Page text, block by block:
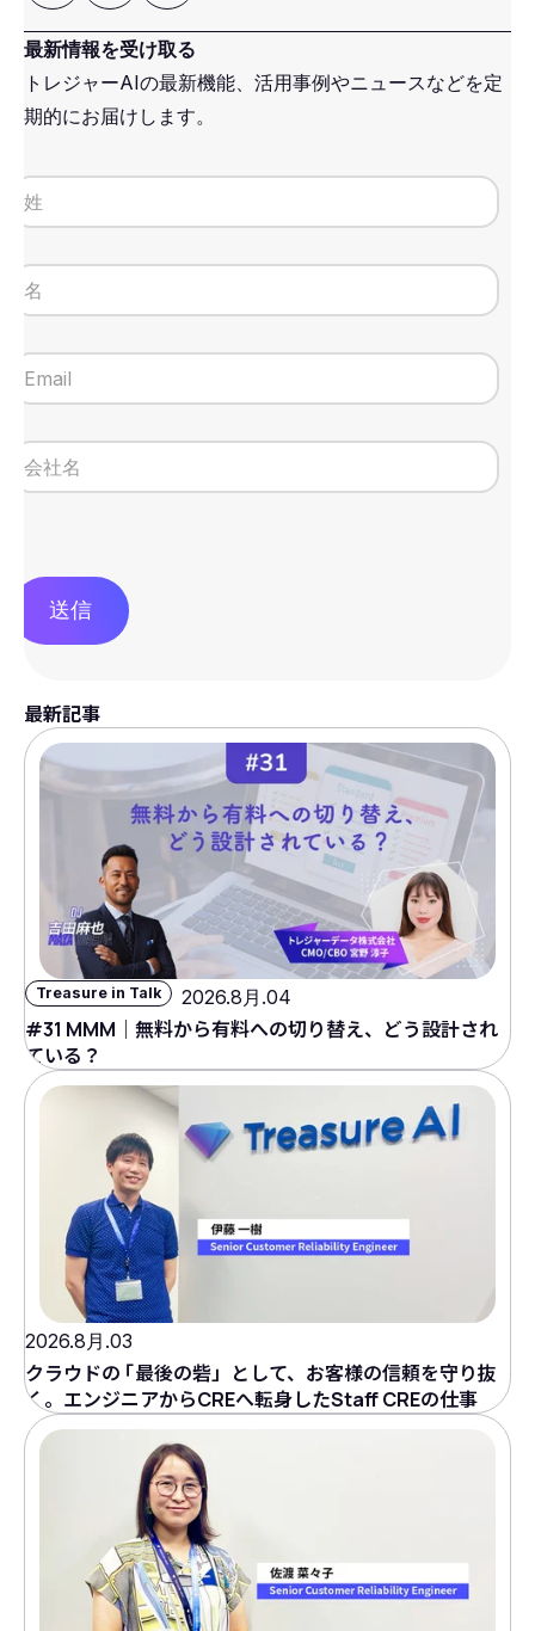
最新情報を受け取る
トレジャーAIの最新機能、活用事例やニュースなどを定
期的にお届けします。
送信
最新記事
Treasure in Talk 2026.8月.04
#31 MMM｜無料から有料への切り替え、どう設計され
ている？
2026.8月.03
クラウドの 「最後の砦」として、お客様の信頼を守り抜
く。エンジニアからCREへ転身したStaff CREの仕事